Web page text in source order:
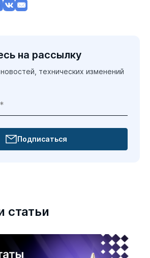
на рассылку
технических изменений
Подписаться
статьи